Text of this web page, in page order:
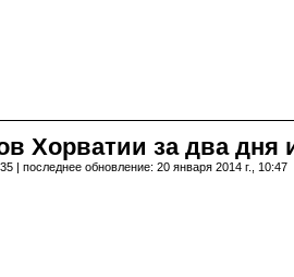
Хорватии за два
| последнее обновление: 20 января 2014 г., 10:47